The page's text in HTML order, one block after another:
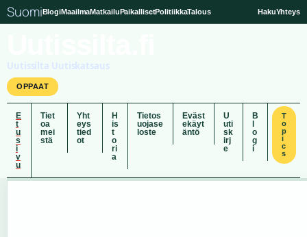
SuomiBlogiMaailmaMatkailuPaikallisetPolitiikkaTalous HakuYhteys
Uutissilta Uutiskatsaus
OPPAAT
E
t
u
s
i
v
u
Tiet
oa
mei
stä
Yht
eys
tied
ot
H
is
t
o
ri
a
Tietos
uojase
loste
Eväst
ekäyt
äntö
U
uti
sk
irj
e
B
o
g
i
T
o
p
i
c
s